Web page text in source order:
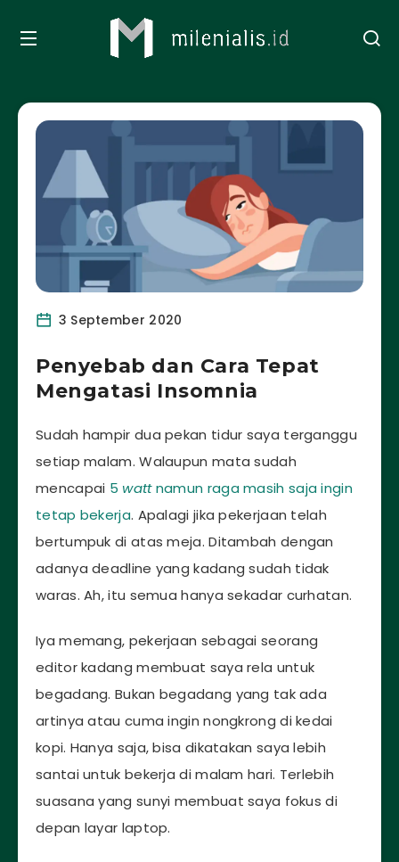
3 September 2020
Penyebab dan Cara Tepat
Mengatasi Insomnia
Sudah hampir dua pekan tidur saya terganggu
setiap malam. Walaupun mata sudah
mencapai 5 wattnamun raga masih saja ingin
tetap bekerja. Apalagi jika pekerjaan telah
bertumpuk di atas meja. Ditambah dengan
adanya deadline yang kadang sudah tidak
waras. Ah, itu semua hanya sekadar curhatan.
Iya memang, pekerjaan sebagai seorang
editor kadang membuat saya rela untuk
begadang. Bukan begadang yang tak ada
artinya atau cuma ingin nongkrong di kedai
kopi. Hanya saja, bisa dikatakan saya lebih
santai untuk bekerja di malam hari. Terlebih
suasana yang sunyi membuat saya fokus di
depan layar laptop.